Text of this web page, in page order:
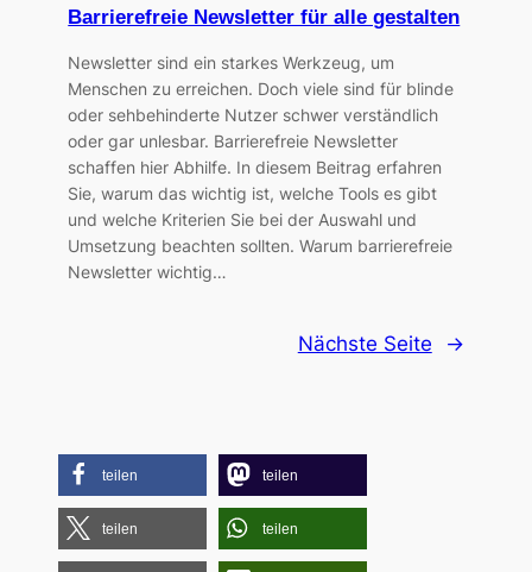
Barrierefreie Newsletter für alle gestalten
Newsletter sind ein starkes Werkzeug, um
Menschen zu erreichen. Doch viele sind für blinde
oder sehbehinderte Nutzer schwer verständlich
oder gar unlesbar. Barrierefreie Newsletter
schaffen hier Abhilfe. In diesem Beitrag erfahren
Sie, warum das wichtig ist, welche Tools es gibt
und welche Kriterien Sie bei der Auswahl und
Umsetzung beachten sollten. Warum barrierefreie
Newsletter wichtig…
Nächste Seite →
teilen teilen
teilen teilen